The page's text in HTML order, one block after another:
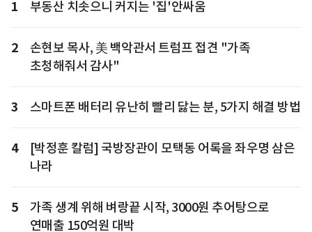
1 부동산 치솟으니 커지는 '집'안싸움
2
손현보 목사, 美 백악관서 트럼프 접견 "가족
초청해줘서 감사"
3 스마트폰 배터리 유난히 빨리 닳는 분, 5가지 해결 방법
4
[박정훈 칼럼] 국방장관이 모택동 어록을 좌우명 삼은
나라
5
가족 생계 위해 벼랑끝 시작, 3000원 추어탕으로
연매출 150억원 대박